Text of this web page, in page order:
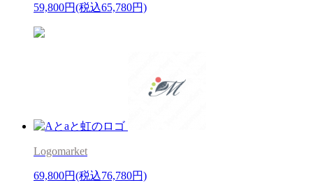
59,800円(税込65,780円)
Logomarket
69,800円(税込76,780円)